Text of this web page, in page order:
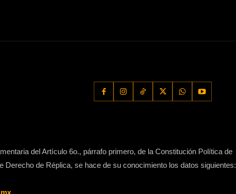
del Artículo 6o., párrafo primero, de la Constitución Política de
Derecho de Réplica, se hace de su conocimiento los datos siguientes: